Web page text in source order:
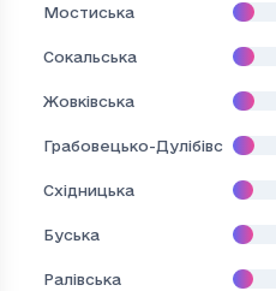
Мостиська
Сокальська
Жовківська
Грабовецько-Дулібівська
Східницька
Буська
Ралівська